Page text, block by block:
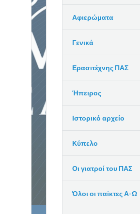
Αφιερώματα
Γενικά
Ερασιτέχνης ΠΑΣ
Ήπειρος
Ιστορικό αρχείο
Κύπελο
Οι γιατροί του ΠΑΣ
Όλοι οι παίκτες Α-Ω